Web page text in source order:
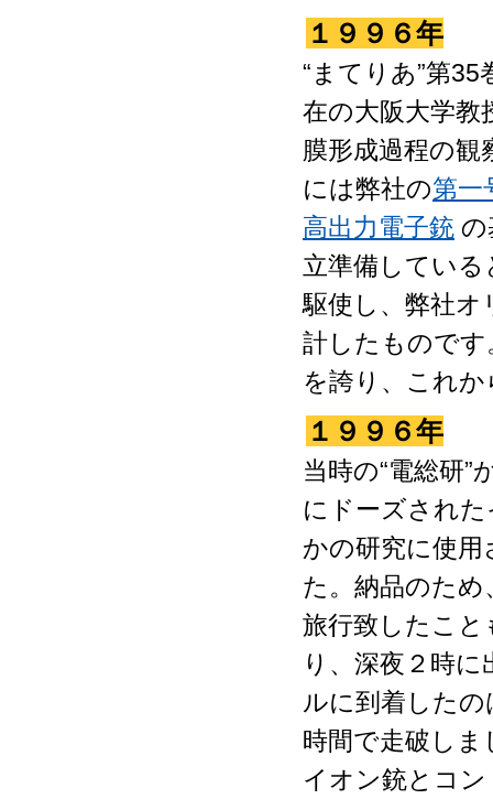
１９９６年
“まてりあ”第
在の大阪大学教
膜形成過程の
には弊社の第一
高出力電子銃
立準備している
駆使し、弊社オ
計したものです
を誇り、これ
１９９６年
当時の“電総研
にドーズされ
かの研究に使用
た。納品のため
旅行致したこ
り、深夜２時
ルに到着したの
時間で走破し
イオン銃とコ